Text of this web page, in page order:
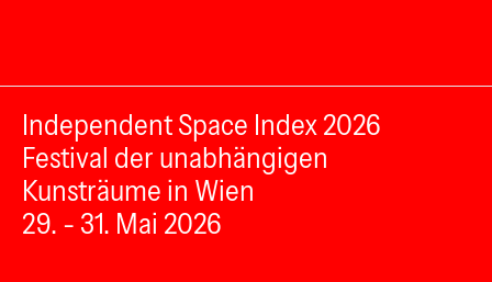
Independent Space Index 2026
Festival der unabhängigen
Kunsträume in Wien
29. - 31. Mai 2026